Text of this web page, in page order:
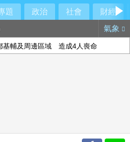
題 政治 社會
財經
氣象
基輔及周邊區域 造成4人喪命